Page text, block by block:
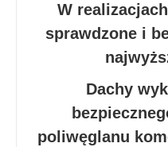
W
sprawdzone i
Dachy
poliwęglanu